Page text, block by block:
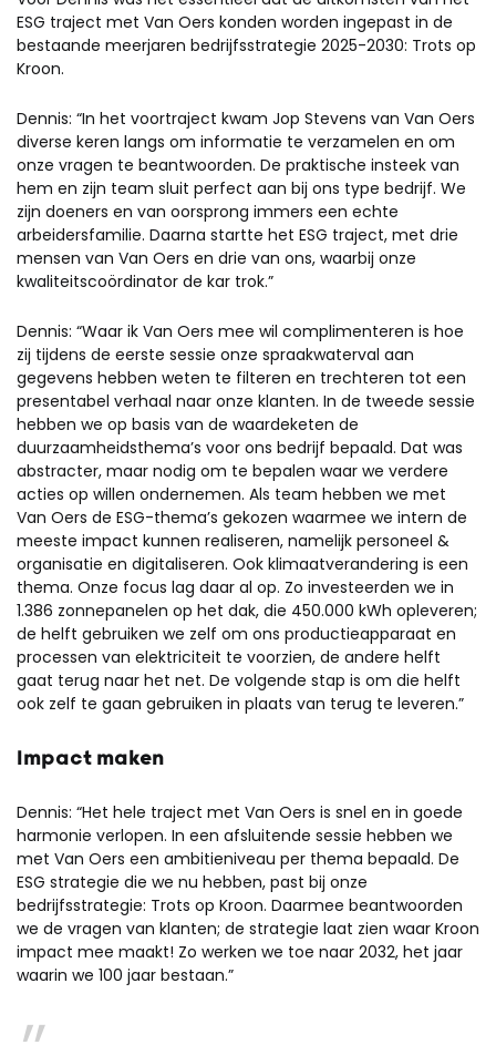
ESG traject met Van Oers konden worden ingepast in de
bestaande meerjaren bedrijfsstrategie 2025-2030: Trots op
Kroon.
Dennis: “In het voortraject kwam Jop Stevens van Van Oers
diverse keren langs om informatie te verzamelen en om
onze vragen te beantwoorden. De praktische insteek van
hem en zijn team sluit perfect aan bij ons type bedrijf. We
zijn doeners en van oorsprong immers een echte
arbeidersfamilie. Daarna startte het ESG traject, met drie
mensen van Van Oers en drie van ons, waarbij onze
kwaliteitscoördinator de kar trok.”
Dennis: “Waar ik Van Oers mee wil complimenteren is hoe
zij tijdens de eerste sessie onze spraakwaterval aan
gegevens hebben weten te filteren en trechteren tot een
presentabel verhaal naar onze klanten. In de tweede sessie
hebben we op basis van de waardeketen de
duurzaamheidsthema’s voor ons bedrijf bepaald. Dat was
abstracter, maar nodig om te bepalen waar we verdere
acties op willen ondernemen. Als team hebben we met
Van Oers de ESG-thema’s gekozen waarmee we intern de
meeste impact kunnen realiseren, namelijk personeel &
organisatie en digitaliseren. Ook klimaatverandering is een
thema. Onze focus lag daar al op. Zo investeerden we in
1.386 zonnepanelen op het dak, die 450.000 kWh opleveren;
de helft gebruiken we zelf om ons productieapparaat en
processen van elektriciteit te voorzien, de andere helft
gaat terug naar het net. De volgende stap is om die helft
ook zelf te gaan gebruiken in plaats van terug te leveren.”
Impact maken
Dennis: “Het hele traject met Van Oers is snel en in goede
harmonie verlopen. In een afsluitende sessie hebben we
met Van Oers een ambitieniveau per thema bepaald. De
ESG strategie die we nu hebben, past bij onze
bedrijfsstrategie: Trots op Kroon. Daarmee beantwoorden
we de vragen van klanten; de strategie laat zien waar Kroon
impact mee maakt! Zo werken we toe naar 2032, het jaar
waarin we 100 jaar bestaan.”